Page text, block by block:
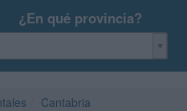
¿En qué provincia?
Cantabria